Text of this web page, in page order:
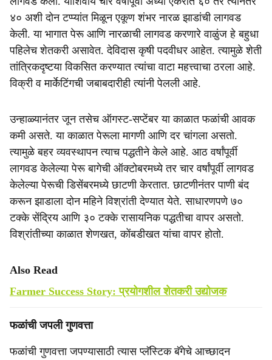
४० अशी दोन टप्प्यांत मिळून एकूण शंभर नारळ झाडांची लागवड
केली. या भागात पेरू आणि नारळाची लागवड करणारे वाळुंज हे बहुधा
पहिलेच शेतकरी असावेत. देविदास कृषी पदवीधर आहेत. त्यामुळे शेती
तांत्रिकदृष्टया विकसित करण्यात त्यांचा वाटा महत्त्वाचा ठरला आहे.
विक्री व मार्केटिंगची जबाबदारीही त्यांनी पेलली आहे.
उन्हाळ्यानंतर जून तसेच ऑगस्ट-सप्टेंबर या काळात फळांची आवक
कमी असते. या काळात पेरूला मागणी आणि दर चांगला असतो.
त्यामुळे बहर व्यवस्थापन त्याच पद्धतीने केले आहे. आठ वर्षांपूर्वी
लागवड केलेल्या पेरू बागेची ऑक्टोबरमध्ये तर चार वर्षांपूर्वी लागवड
केलेल्या पेरूची डिसेंबरमध्ये छाटणी केरतात. छाटणीनंतर पाणी बंद
करून झाडाला दोन महिने विश्रांती देण्यात येते. साधारणपणे ७०
टक्के सेंद्रिय आणि ३० टक्के रासायनिक पद्धतीचा वापर असतो.
विश्रांतीच्या काळात शेणखत, कोंबडीखत यांचा वापर होतो.
Also Read
Farmer Success Story: प्रयोगशील शेतकरी उद्योजक
फळांची जपली गुणवत्ता
फळांची गुणवत्ता जपण्यासाठी त्यास प्लॅस्टिक बॅगेचे आच्छादन